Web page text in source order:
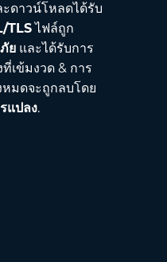
ดาวน์โหลดได้รับ
TLSไฟล์ถูก
ย และได้รับการ
เข้มงวด & การ
มดจะถูกลบโดย
แปลง.